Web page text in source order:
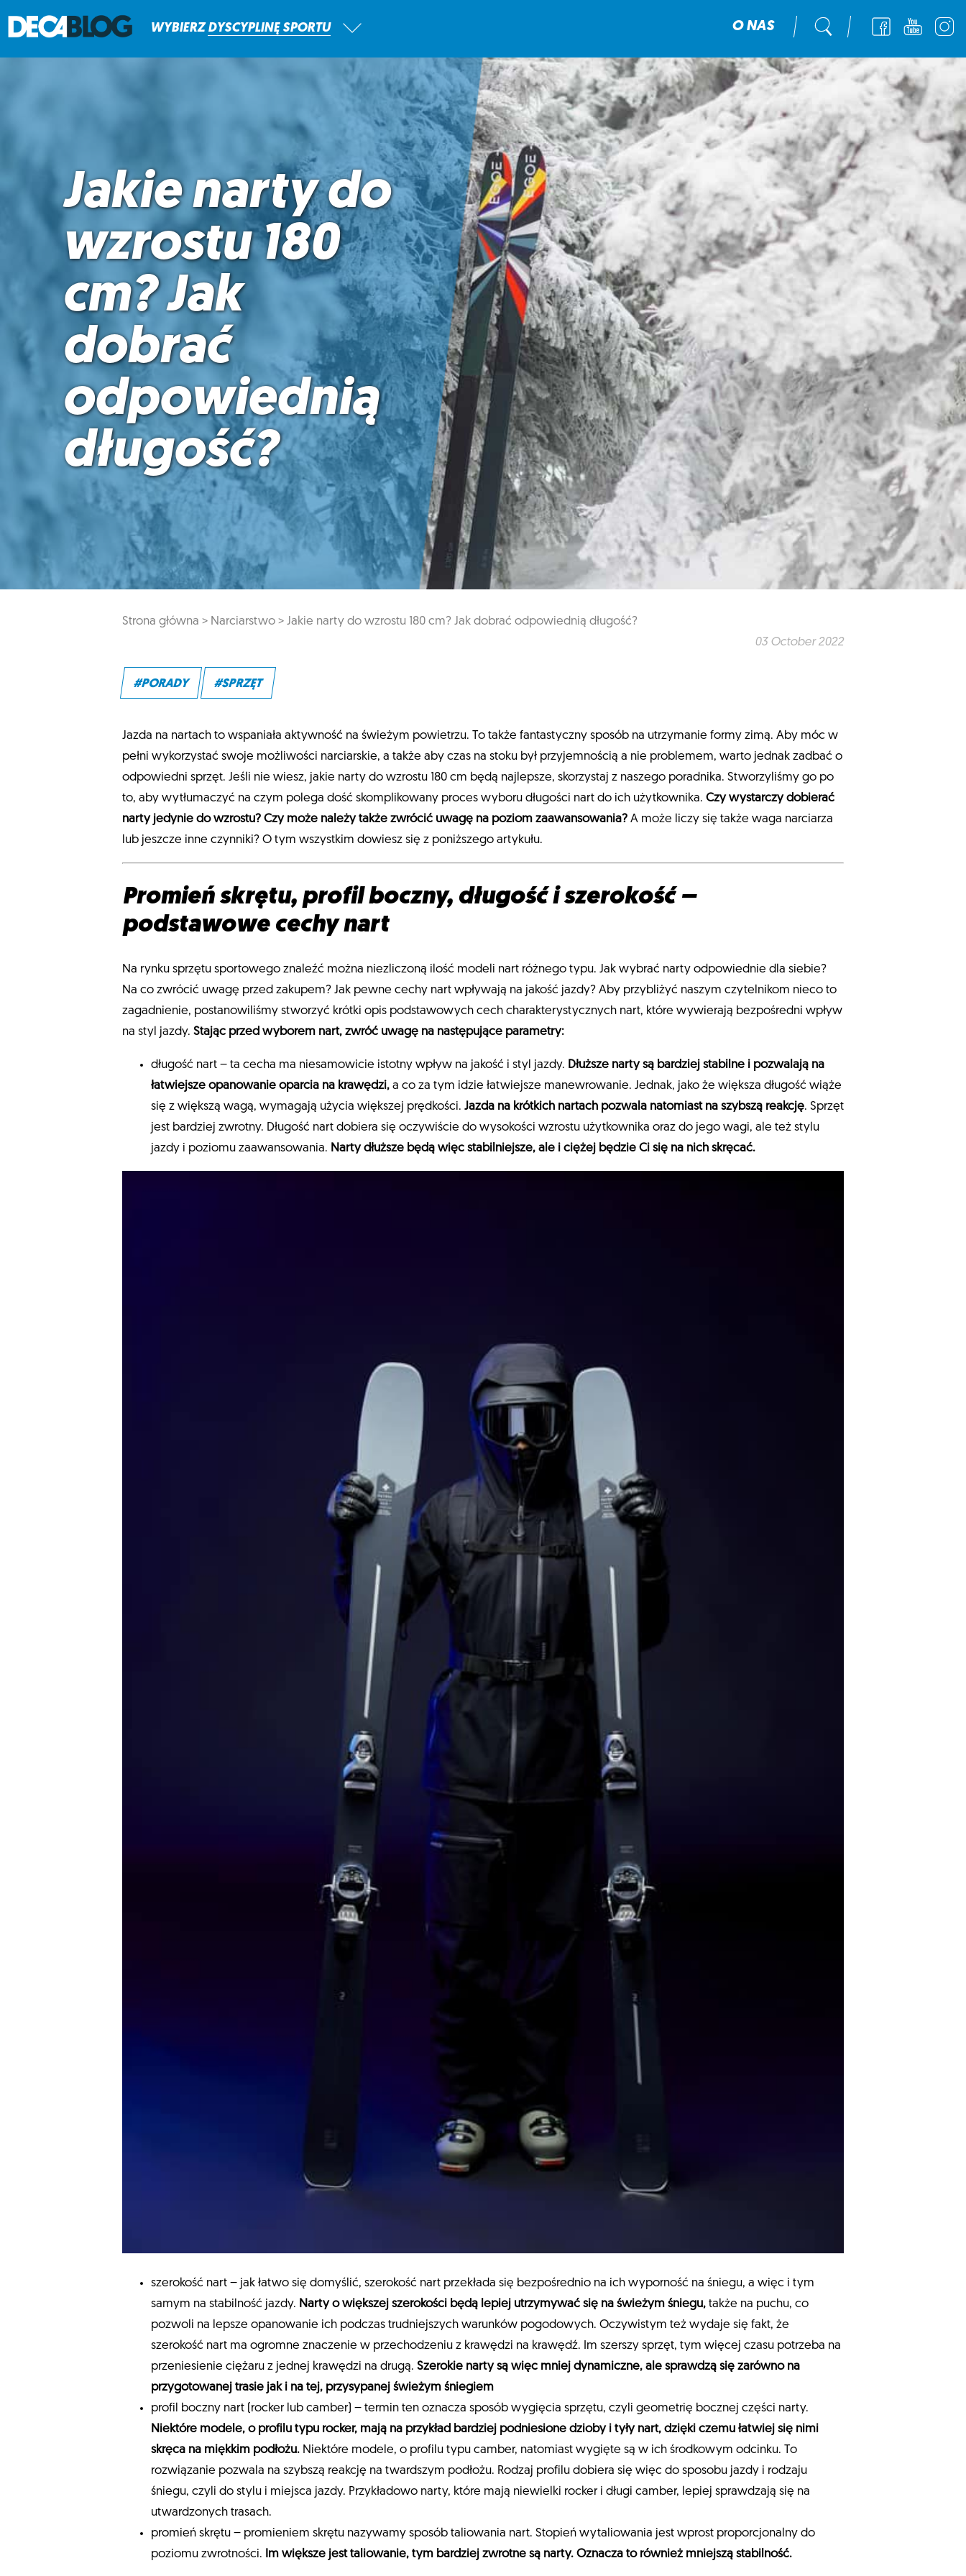
WYBIERZ DYSCYPLINĘ SPORTU O NAS
Jakie narty do
wzrostu 180
cm? Jak
dobrać
odpowiednią
długość?
Strona główna > Narciarstwo > Jakie narty do wzrostu 180 cm? Jak dobrać odpowiednią długość?
03 October 2022
#PORADY #SPRZĘT
Jazda na nartach to wspaniała aktywność na świeżym powietrzu. To także fantastyczny sposób na utrzymanie formy zimą. Aby móc w
pełni wykorzystać swoje możliwości narciarskie, a także aby czas na stoku był przyjemnością a nie problemem, warto jednak zadbać o
odpowiedni sprzęt. Jeśli nie wiesz, jakie narty do wzrostu 180 cm będą najlepsze, skorzystaj z naszego poradnika. Stworzyliśmy go po
to, aby wytłumaczyć na czym polega dość skomplikowany proces wyboru długości nart do ich użytkownika. Czy wystarczy dobierać
narty jedynie do wzrostu? Czy może należy także zwrócić uwagę na poziom zaawansowania? A może liczy się także waga narciarza
lub jeszcze inne czynniki? O tym wszystkim dowiesz się z poniższego artykułu.
Promień skrętu, profil boczny, długość i szerokość –
podstawowe cechy nart
Na rynku sprzętu sportowego znaleźć można niezliczoną ilość modeli nart różnego typu. Jak wybrać narty odpowiednie dla siebie?
Na co zwrócić uwagę przed zakupem? Jak pewne cechy nart wpływają na jakość jazdy? Aby przybliżyć naszym czytelnikom nieco to
zagadnienie, postanowiliśmy stworzyć krótki opis podstawowych cech charakterystycznych nart, które wywierają bezpośredni wpływ
na styl jazdy. Stając przed wyborem nart, zwróć uwagę na następujące parametry:
długość nart – ta cecha ma niesamowicie istotny wpływ na jakość i styl jazdy. Dłuższe narty są bardziej stabilne i pozwalają na
łatwiejsze opanowanie oparcia na krawędzi, a co za tym idzie łatwiejsze manewrowanie. Jednak, jako że większa długość wiąże
się z większą wagą, wymagają użycia większej prędkości. Jazda na krótkich nartach pozwala natomiast na szybszą reakcję. Sprzęt
jest bardziej zwrotny. Długość nart dobiera się oczywiście do wysokości wzrostu użytkownika oraz do jego wagi, ale też stylu
jazdy i poziomu zaawansowania. Narty dłuższe będą więc stabilniejsze, ale i ciężej będzie Ci się na nich skręcać.
szerokość nart – jak łatwo się domyślić, szerokość nart przekłada się bezpośrednio na ich wyporność na śniegu, a więc i tym
samym na stabilność jazdy. Narty o większej szerokości będą lepiej utrzymywać się na świeżym śniegu, także na puchu, co
pozwoli na lepsze opanowanie ich podczas trudniejszych warunków pogodowych. Oczywistym też wydaje się fakt, że
szerokość nart ma ogromne znaczenie w przechodzeniu z krawędzi na krawędź. Im szerszy sprzęt, tym więcej czasu potrzeba na
przeniesienie ciężaru z jednej krawędzi na drugą. Szerokie narty są więc mniej dynamiczne, ale sprawdzą się zarówno na
przygotowanej trasie jak i na tej, przysypanej świeżym śniegiem
profil boczny nart (rocker lub camber) – termin ten oznacza sposób wygięcia sprzętu, czyli geometrię bocznej części narty.
Niektóre modele, o profilu typu rocker, mają na przykład bardziej podniesione dzioby i tyły nart, dzięki czemu łatwiej się nimi
skręca na miękkim podłożu. Niektóre modele, o profilu typu camber, natomiast wygięte są w ich środkowym odcinku. To
rozwiązanie pozwala na szybszą reakcję na twardszym podłożu. Rodzaj profilu dobiera się więc do sposobu jazdy i rodzaju
śniegu, czyli do stylu i miejsca jazdy. Przykładowo narty, które mają niewielki rocker i długi camber, lepiej sprawdzają się na
utwardzonych trasach.
promień skrętu – promieniem skrętu nazywamy sposób taliowania nart. Stopień wytaliowania jest wprost proporcjonalny do
poziomu zwrotności. Im większe jest taliowanie, tym bardziej zwrotne są narty. Oznacza to również mniejszą stabilność.